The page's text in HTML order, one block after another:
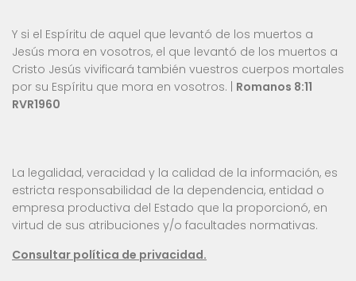
Y si el Espíritu de aquel que levantó de los muertos a
Jesús mora en vosotros, el que levantó de los muertos a
Cristo Jesús vivificará también vuestros cuerpos mortales
por su Espíritu que mora en vosotros. | Romanos 8:11
RVR1960
La legalidad, veracidad y la calidad de la información, es
estricta responsabilidad de la dependencia, entidad o
empresa productiva del Estado que la proporcionó, en
virtud de sus atribuciones y/o facultades normativas.
Consultar política de privacidad.